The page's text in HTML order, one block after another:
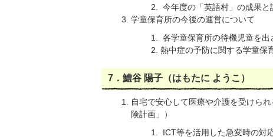
今年度の「英語村」の成果と
学童保育所の今後の運営について
各学童保育所の待機児童を
熱中症の予防に関する学童保
7．鱧谷 陽子（はもたに ようこ）
自宅で安心して医療や介護を受けら
険計画」）
ICT等を活用した急変時の対